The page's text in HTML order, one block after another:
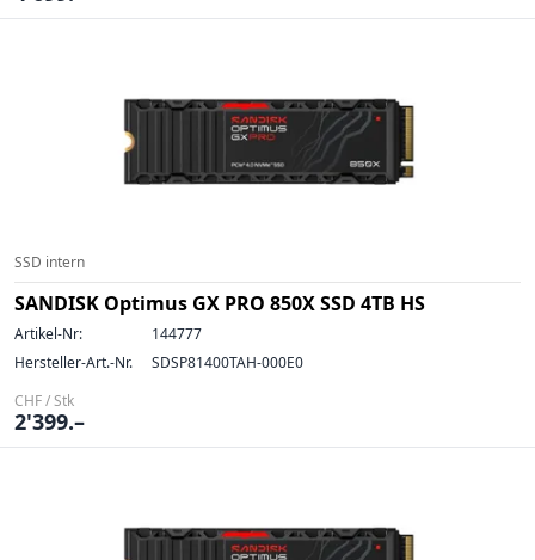
SSD intern
SANDISK Optimus GX PRO 850X SSD 4TB HS
Artikel-Nr:
144777
Hersteller-Art.-Nr.
SDSP81400TAH-000E0
CHF / Stk
2'399.–